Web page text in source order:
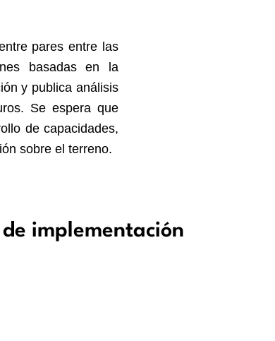
pares entre las
basadas en la
y publica análisis
Se espera que
de capacidades,
sobre el terreno.
de implementación